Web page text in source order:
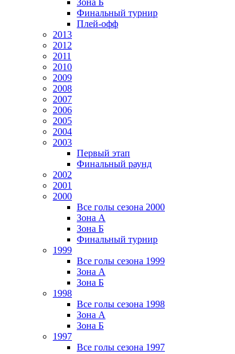
Зона Б
Финальный турнир
Плей-офф
2013
2012
2011
2010
2009
2008
2007
2006
2005
2004
2003
Первый этап
Финальный раунд
2002
2001
2000
Все голы сезона 2000
Зона А
Зона Б
Финальный турнир
1999
Все голы сезона 1999
Зона А
Зона Б
1998
Все голы сезона 1998
Зона А
Зона Б
1997
Все голы сезона 1997